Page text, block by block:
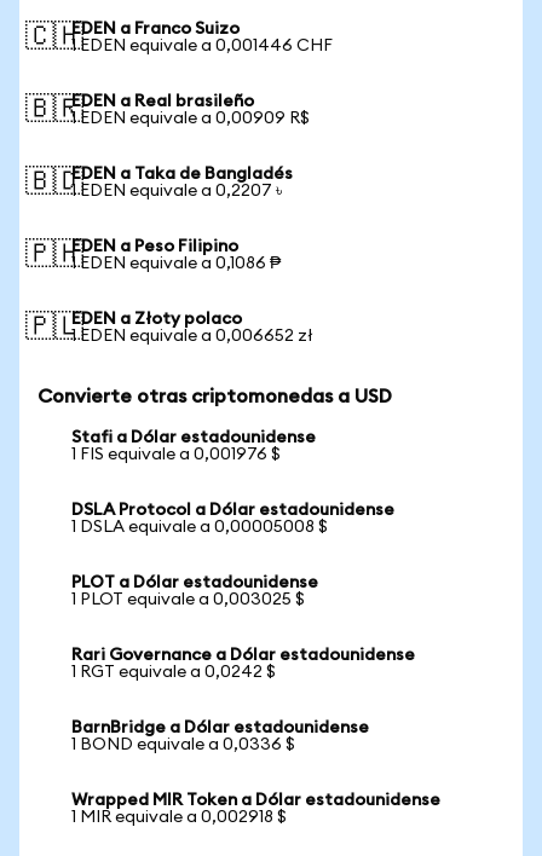
🇨🇭EDEN a Franco Suizo
1 EDEN equivale a 0,001446 CHF
🇧🇷EDEN a Real brasileño
1 EDEN equivale a 0,00909 R$
🇧🇩EDEN a Taka de Bangladés
1 EDEN equivale a 0,2207 ৳
🇵🇭EDEN a Peso Filipino
1 EDEN equivale a 0,1086 ₱
🇵🇱EDEN a Złoty polaco
1 EDEN equivale a 0,006652 zł
Convierte otras criptomonedas a USD
Stafi a Dólar estadounidense
1 FIS equivale a 0,001976 $
DSLA Protocol a Dólar estadounidense
1 DSLA equivale a 0,00005008 $
PLOT a Dólar estadounidense
1 PLOT equivale a 0,003025 $
Rari Governance a Dólar estadounidense
1 RGT equivale a 0,0242 $
BarnBridge a Dólar estadounidense
1 BOND equivale a 0,0336 $
Wrapped MIR Token a Dólar estadounidense
1 MIR equivale a 0,002918 $